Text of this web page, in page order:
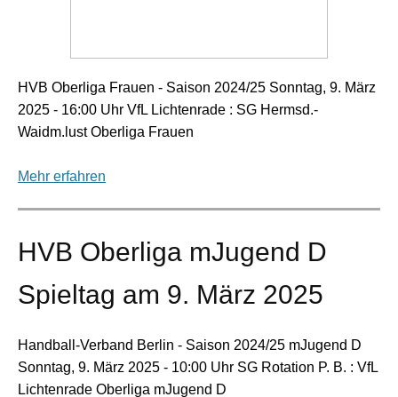
HVB Oberliga Frauen - Saison 2024/25 Sonntag, 9. März
2025 - 16:00 Uhr VfL Lichtenrade : SG Hermsd.-
Waidm.lust Oberliga Frauen
Mehr erfahren
HVB Oberliga mJugend D
Spieltag am 9. März 2025
Handball-Verband Berlin - Saison 2024/25 mJugend D
Sonntag, 9. März 2025 - 10:00 Uhr SG Rotation P. B. : VfL
Lichtenrade Oberliga mJugend D